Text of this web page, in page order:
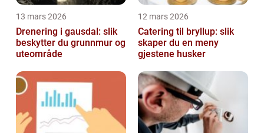
13 mars 2026
Drenering i gausdal: slik
beskytter du grunnmur og
uteområde
12 mars 2026
Catering til bryllup: slik
skaper du en meny
gjestene husker